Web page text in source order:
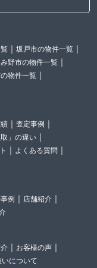
坂戸市の物件一覧
野市の物件一覧
物件一覧
査定事例
取」の違い
よくある質問
例
店舗紹介
お客様の声
について